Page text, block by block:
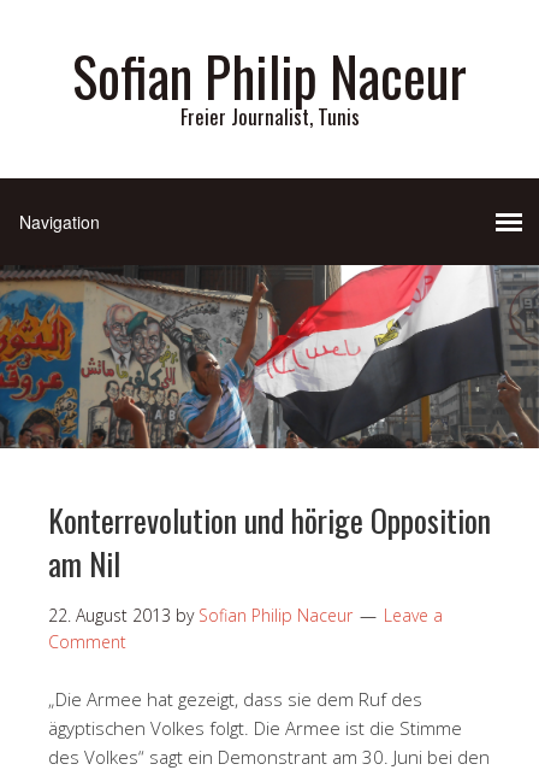
Sofian Philip Naceur
Freier Journalist, Tunis
Konterrevolution und hörige Opposition
am Nil
22. August 2013 by Sofian Philip Naceur
Leave a
Comment
„Die Armee hat gezeigt, dass sie dem Ruf des
ägyptischen Volkes folgt. Die Armee ist die Stimme
des Volkes“ sagt ein Demonstrant am 30. Juni bei den